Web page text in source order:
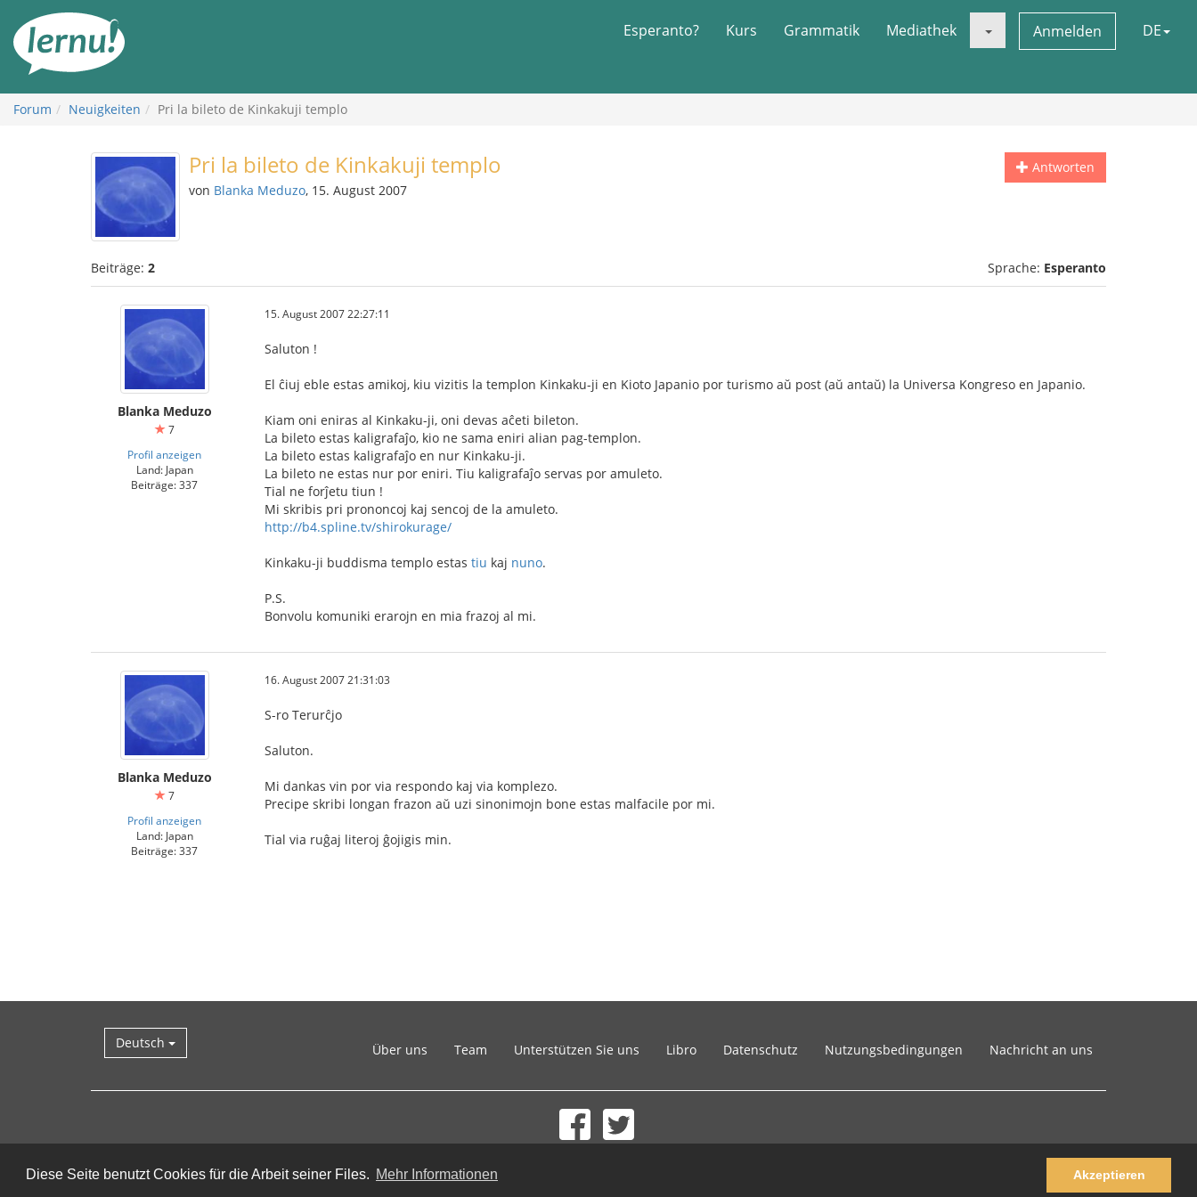
Diese Seite benutzt Cookies für die Arbeit seiner Files. Mehr Informationen Akzeptieren
Inhalt
Esperanto? Kurs Grammatik Mediathek Anmelden DE
Forum Neuigkeiten Pri la bileto de Kinkakuji templo
Antworten
Pri la bileto de Kinkakuji templo
von Blanka Meduzo, 15. August 2007
Beiträge: 2 Sprache: Esperanto
Blanka Meduzo
7
Profil anzeigen
Land: Japan
Beiträge: 337
15. August 2007 22:27:11
Saluton !
El ĉiuj eble estas amikoj, kiu vizitis la templon Kinkaku-ji en Kioto Japanio por turismo aŭ post (aŭ antaŭ) la Universa Kongreso en Japanio.
Kiam oni eniras al Kinkaku-ji, oni devas aĉeti bileton.
La bileto estas kaligrafaĵo, kio ne sama eniri alian pag-templon.
La bileto estas kaligrafaĵo en nur Kinkaku-ji.
La bileto ne estas nur por eniri. Tiu kaligrafaĵo servas por amuleto.
Tial ne forĵetu tiun !
Mi skribis pri prononcoj kaj sencoj de la amuleto.
http://b4.spline.tv/shirokurage/
Kinkaku-ji buddisma templo estas tiu kaj nuno.
P.S.
Bonvolu komuniki erarojn en mia frazoj al mi.
Blanka Meduzo
7
Profil anzeigen
Land: Japan
Beiträge: 337
16. August 2007 21:31:03
S-ro Terurĉjo
Saluton.
Mi dankas vin por via respondo kaj via komplezo.
Precipe skribi longan frazon aŭ uzi sinonimojn bone estas malfacile por mi.
Tial via ruĝaj literoj ĝojigis min.
Deutsch Über uns Team Unterstützen Sie uns Libro Datenschutz Nutzungsbedingungen Nachricht an uns